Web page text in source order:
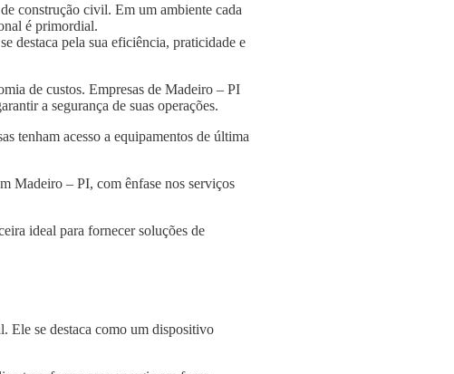
construção civil. Em um ambiente cada
é primordial.
destaca pela sua eficiência, praticidade e
de custos. Empresas de Madeiro – PI
a segurança de suas operações.
tenham acesso a equipamentos de última
Madeiro – PI, com ênfase nos serviços
ideal para fornecer soluções de
Ele se destaca como um dispositivo